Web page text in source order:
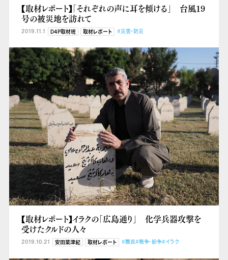
【取材レポート】「それぞれの声に耳を傾ける」 台風19
号の被災地を訪れて
2019.11.1 D4P取材班 取材レポート #災害・防災
【取材レポート】イラクの「広島通り」 化学兵器攻撃を
受けたクルドの人々
2019.10.21 安田菜津紀 取材レポート #難民#戦争・紛争#イラク